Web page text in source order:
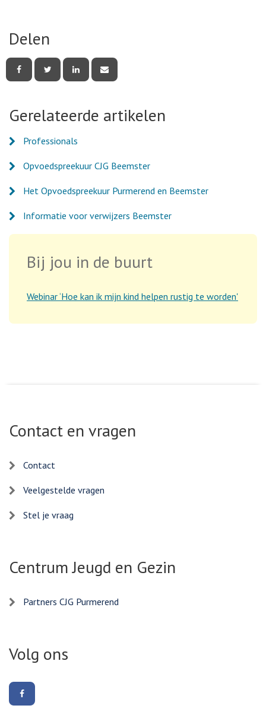
Delen
deze deze deze deze
mail
Gerelateerde artikelen
Professionals
Opvoedspreekuur CJG Beemster
Het Opvoedspreekuur Purmerend en Beemster
Informatie voor verwijzers Beemster
Bij jou in de buurt
Webinar ‘Hoe kan ik mijn kind helpen rustig te worden'
Contact en vragen
Contact
Veelgestelde vragen
Stel je vraag
Centrum Jeugd en Gezin
Partners CJG Purmerend
Volg ons
ons